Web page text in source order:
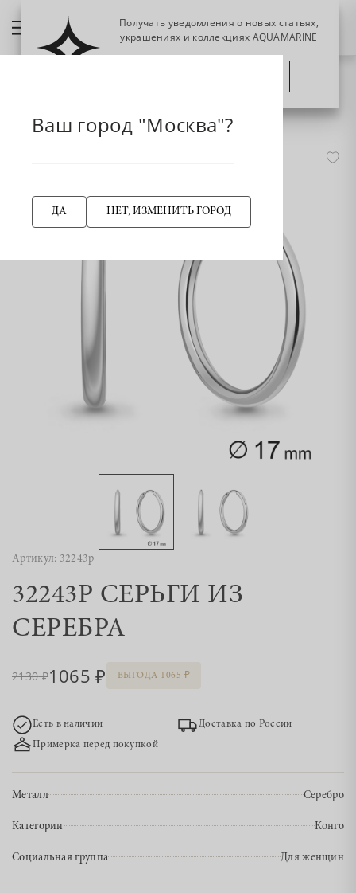
Артикул: 32243р
32243Р СЕРЬГИ ИЗ
СЕРЕБРА
2130 1065 ВЫГОДА 1065
Есть в наличии
Доставка по России
Примерка перед покупкой
Металл Серебро
Категории Конго
Социальная группа Для женщин
Ваш город "Москва"?
ДА НЕТ, ИЗМЕНИТЬ ГОРОД
Получать уведомления о новых статьях,
украшениях и коллекциях AQUAMARINE